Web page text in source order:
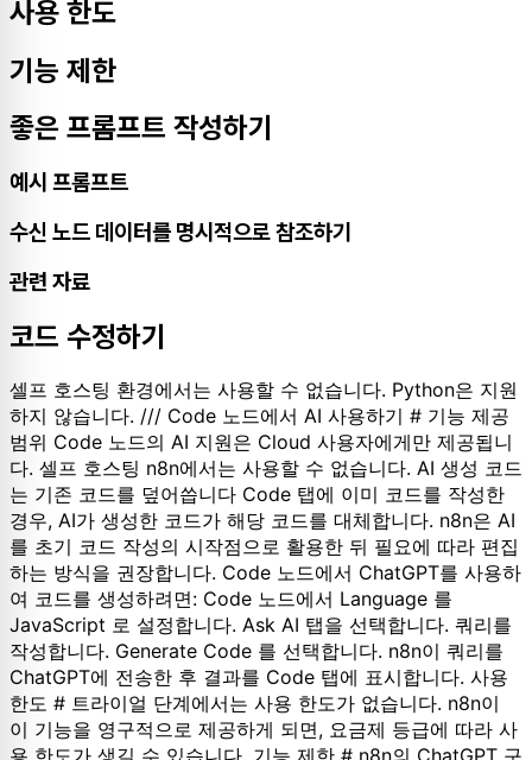
사용 한도
기능 제한
좋은 프롬프트 작성하기
예시 프롬프트
수신 노드 데이터를 명시적으로 참조하기
관련 자료
코드 수정하기
셀프 호스팅 환경에서는 사용할 수 없습니다. Python은 지원
하지 않습니다. /// Code 노드에서 AI 사용하기 # 기능 제공
범위 Code 노드의 AI 지원은 Cloud 사용자에게만 제공됩니
다. 셀프 호스팅 n8n에서는 사용할 수 없습니다. AI 생성 코드
는 기존 코드를 덮어씁니다 Code 탭에 이미 코드를 작성한
경우, AI가 생성한 코드가 해당 코드를 대체합니다. n8n은 AI
를 초기 코드 작성의 시작점으로 활용한 뒤 필요에 따라 편집
하는 방식을 권장합니다. Code 노드에서 ChatGPT를 사용하
여 코드를 생성하려면: Code 노드에서 Language 를
JavaScript 로 설정합니다. Ask AI 탭을 선택합니다. 쿼리를
작성합니다. Generate Code 를 선택합니다. n8n이 쿼리를
ChatGPT에 전송한 후 결과를 Code 탭에 표시합니다. 사용
한도 # 트라이얼 단계에서는 사용 한도가 없습니다. n8n이
이 기능을 영구적으로 제공하게 되면, 요금제 등급에 따라 사
용 한도가 생길 수 있습니다. 기능 제한 # n8n의 ChatGPT 구